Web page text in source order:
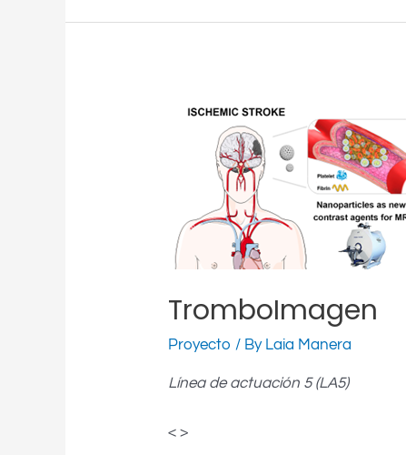
TromboImagen
Proyecto / By Laia Manera
Línea de actuación 5 (LA5)
< >